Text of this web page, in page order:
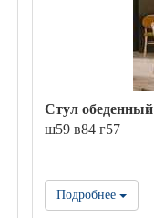
Стул обеденный
ш59 в84 г57
Подробнее